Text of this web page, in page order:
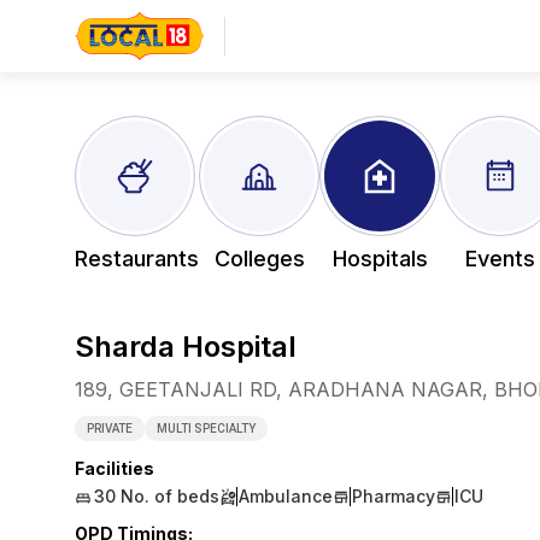
Restaurants Colleges Hospitals Events
Sharda Hospital
189, GEETANJALI RD, ARADHANA NAGAR,
PRIVATE MULTI SPECIALTY
Facilities
30 No. of beds Ambulance Pharmacy
ICU
OPD Timings: